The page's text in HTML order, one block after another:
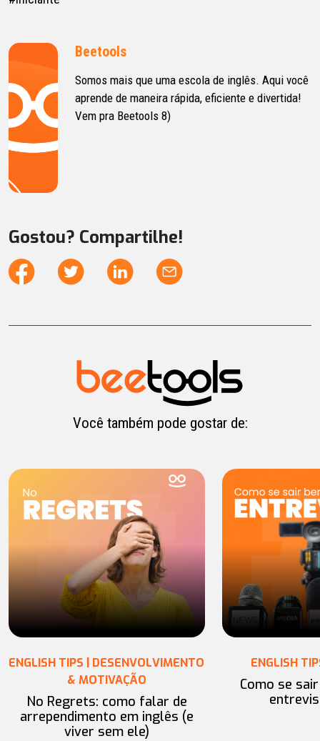
Beetools
Somos mais que uma escola de inglês. Aqui você
aprende de maneira rápida, eficiente e divertida!
Vem pra Beetools 8)
Gostou? Compartilhe!
Você também pode gostar de:
ENGLISH TIPS | DESENVOLVIMENTO
& MOTIVAÇÃO
No Regrets: como falar de
arrependimento em inglês (e
viver sem ele)
ENGLISH
Como se